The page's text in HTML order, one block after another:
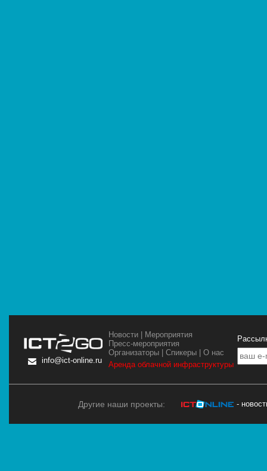
info@ict-online.ru
Новости | Мероприятия
Пресс-мероприятия
Организаторы |Спикеры |О нас
Аренда облачной инфраструктуры
Другие наши проекты: -